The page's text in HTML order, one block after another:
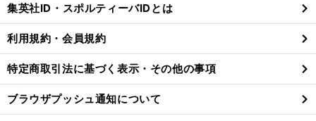
る
集英社ID・スポルティーバIDとは
利用規約・会員規約
特定商取引法に基づく表示・その他の事項
ブラウザプッシュ通知について